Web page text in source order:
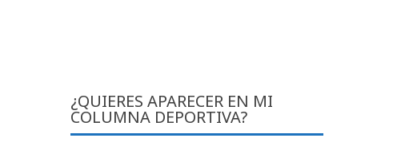
¿QUIERES APARECER EN MI
COLUMNA DEPORTIVA?